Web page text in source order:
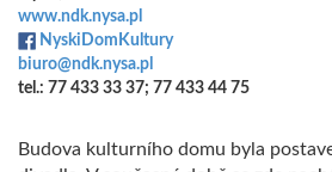
www.ndk.nysa.pl
NyskiDomKultury
biuro@ndk.nysa.pl
tel.: 77 433 33 37; 77 433 44 75
Budova kulturního domu byla